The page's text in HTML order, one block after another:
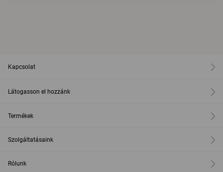
Kapcsolat
Látogasson el hozzánk
Termékek
Szolgáltatásaink
Rólunk